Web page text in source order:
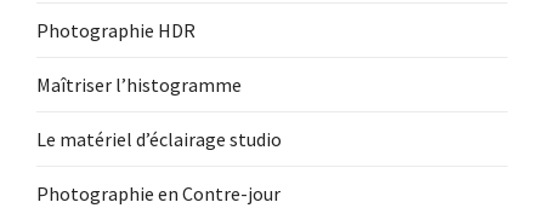
Photographie HDR
Maîtriser l’histogramme
Le matériel d’éclairage studio
Photographie en Contre-jour